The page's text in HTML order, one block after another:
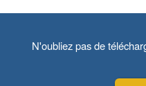
N'oubliez pas de